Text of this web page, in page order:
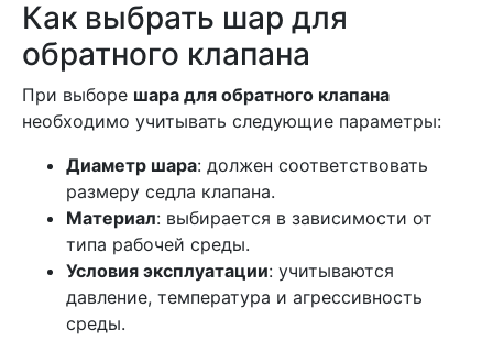
Как выбрать шар для
обратного клапана
При выборе шара для обратного клапана
необходимо учитывать следующие параметры:
Диаметр шара: должен соответствовать
размеру седла клапана.
Материал: выбирается в зависимости от
типа рабочей среды.
Условия эксплуатации: учитываются
давление, температура и агрессивность
среды.